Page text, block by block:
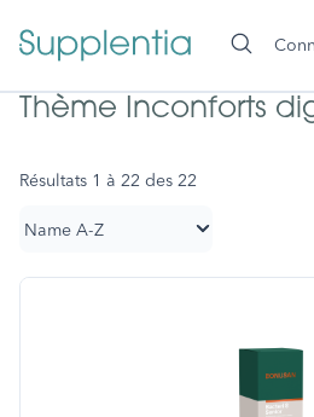
principal
Thème Inconforts
Résultats 1 à 22 des 22